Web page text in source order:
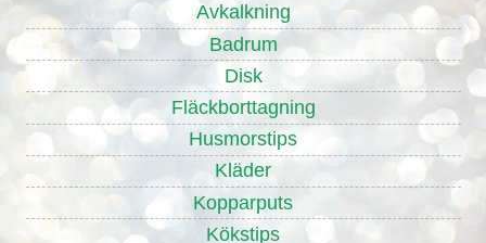
Avkalkning
Badrum
Disk
Fläckborttagning
Husmorstips
Kläder
Kopparputs
Kökstips